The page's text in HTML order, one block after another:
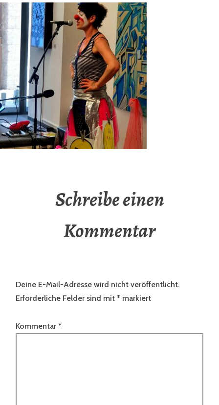
Schreibe einen
Kommentar
Deine E-Mail-Adresse wird nicht veröffentlicht.
Erforderliche Felder sind mit * markiert
Kommentar *